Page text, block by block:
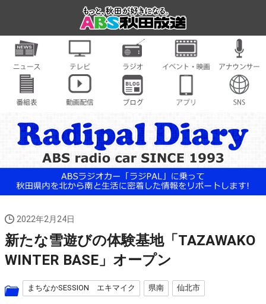
2022年2月24日
新たな雪遊びの体験基地「TAZAWAKO
WINTER BASE」オープン
まちなかSESSION エキマイク 県南 仙北市